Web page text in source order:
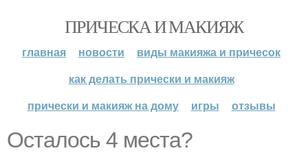
ПРИЧЕСКА И МАКИЯЖ
главная новости
виды макияжа и причесок
как делать прически и макияж
прически и макияж на дому
игры отзывы
Осталось 4 места?